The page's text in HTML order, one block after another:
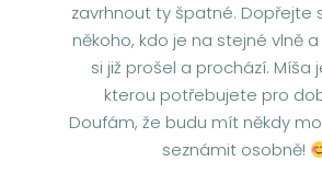
zavrhnout ty špatné. Dopřejte
někoho, kdo je na stejné vlně
si již prošel a prochází. Míša
kterou potřebujete pro
Doufám, že budu mít někdy
seznámit osobně!